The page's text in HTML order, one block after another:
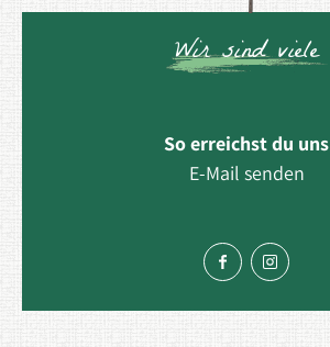
Wir sind viele
So erreichst du uns
E-Mail senden